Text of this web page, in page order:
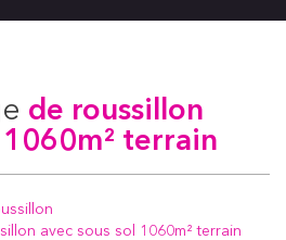
de roussillon
1060m² terrain
avec sous sol 1060m² terrain